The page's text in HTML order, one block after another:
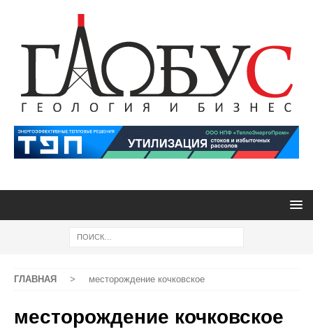
ГЛАВНАЯ > месторождение кочковское
месторождение кочковское